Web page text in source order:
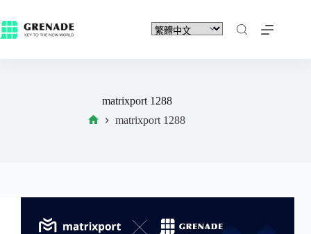
matrixport 1288
matrixport 1288